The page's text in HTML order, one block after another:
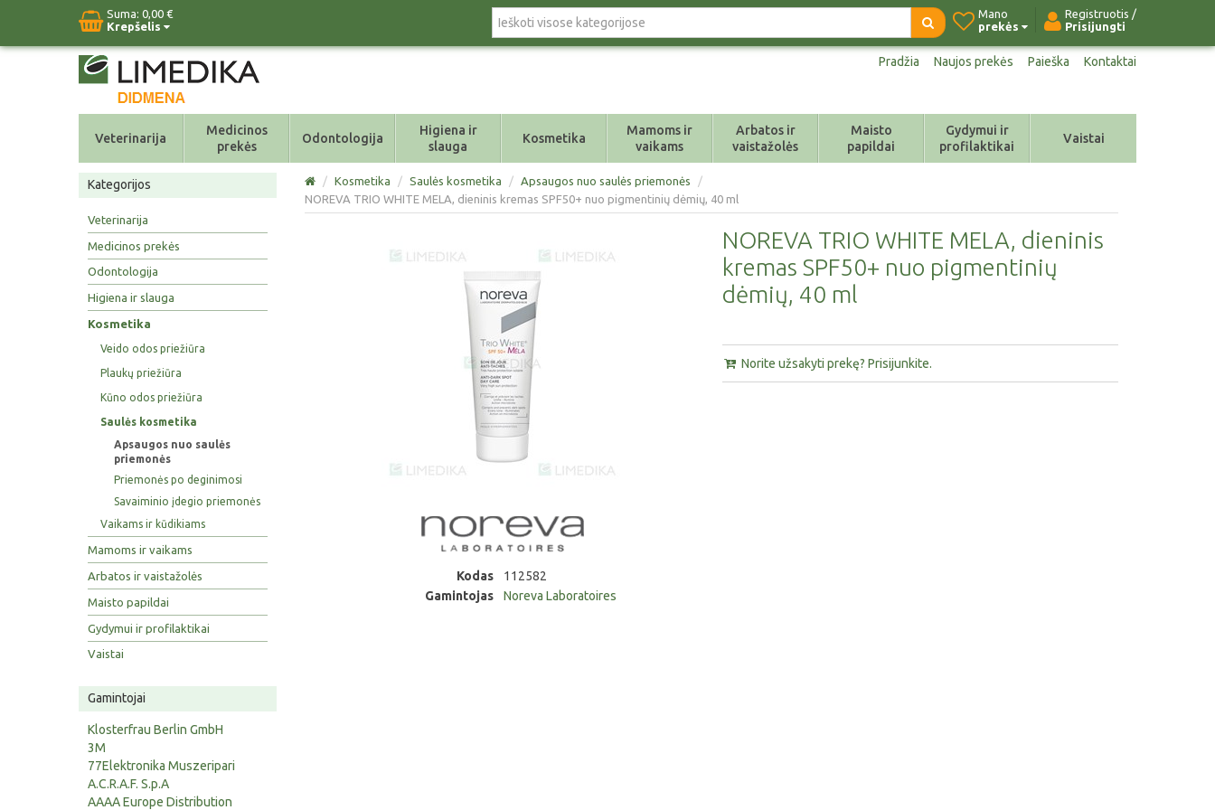
Suma: 0,00 €
Krepšelis
Registruotis /
Prisijungti
Mano
prekės
Pradžia Naujos prekės Paieška Kontaktai
Veterinarija
Medicinos
prekės
Odontologija
Higiena ir
slauga
Kosmetika
Mamoms ir
vaikams
Arbatos ir
vaistažolės
Maisto
papildai
Gydymui ir
profilaktikai
Vaistai
Kategorijos
Veterinarija
Medicinos prekės
Odontologija
Higiena ir slauga
Kosmetika
Veido odos priežiūra
Plaukų priežiūra
Kūno odos priežiūra
Saulės kosmetika
Apsaugos nuo saulės
priemonės
Priemonės po deginimosi
Savaiminio įdegio priemonės
Vaikams ir kūdikiams
Mamoms ir vaikams
Arbatos ir vaistažolės
Maisto papildai
Gydymui ir profilaktikai
Vaistai
Gamintojai
Klosterfrau Berlin GmbH
3M
77Elektronika Muszeripari
A.C.R.A.F. S.p.A
AAAA Europe Distribution
/ Kosmetika / Saulės kosmetika / Apsaugos nuo saulės priemonės
/
NOREVA TRIO WHITE MELA, dieninis kremas SPF50+ nuo pigmentinių dėmių, 40 ml
Kodas
112582
Gamintojas
Noreva Laboratoires
NOREVA TRIO WHITE MELA, dieninis
kremas SPF50+ nuo pigmentinių
dėmių, 40 ml
Norite užsakyti prekę? Prisijunkite.